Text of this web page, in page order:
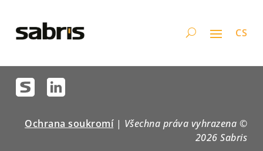
CS
Ochrana soukromí| Všechna práva vyhrazena ©
2026 Sabris